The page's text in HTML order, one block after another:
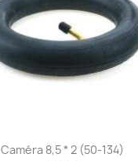
Aperçu rapide
Caméra 8,5 * 2 (50-134)